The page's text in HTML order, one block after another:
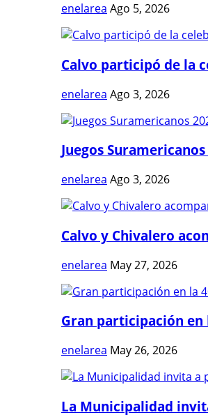
enelarea Ago 5, 2026
Calvo participó de la
enelarea Ago 3, 2026
Juegos
enelarea Ago 3, 2026
Calvo y Chivalero
enelarea May 27, 2026
Gran participación en
enelarea May 26, 2026
La Municipalidad